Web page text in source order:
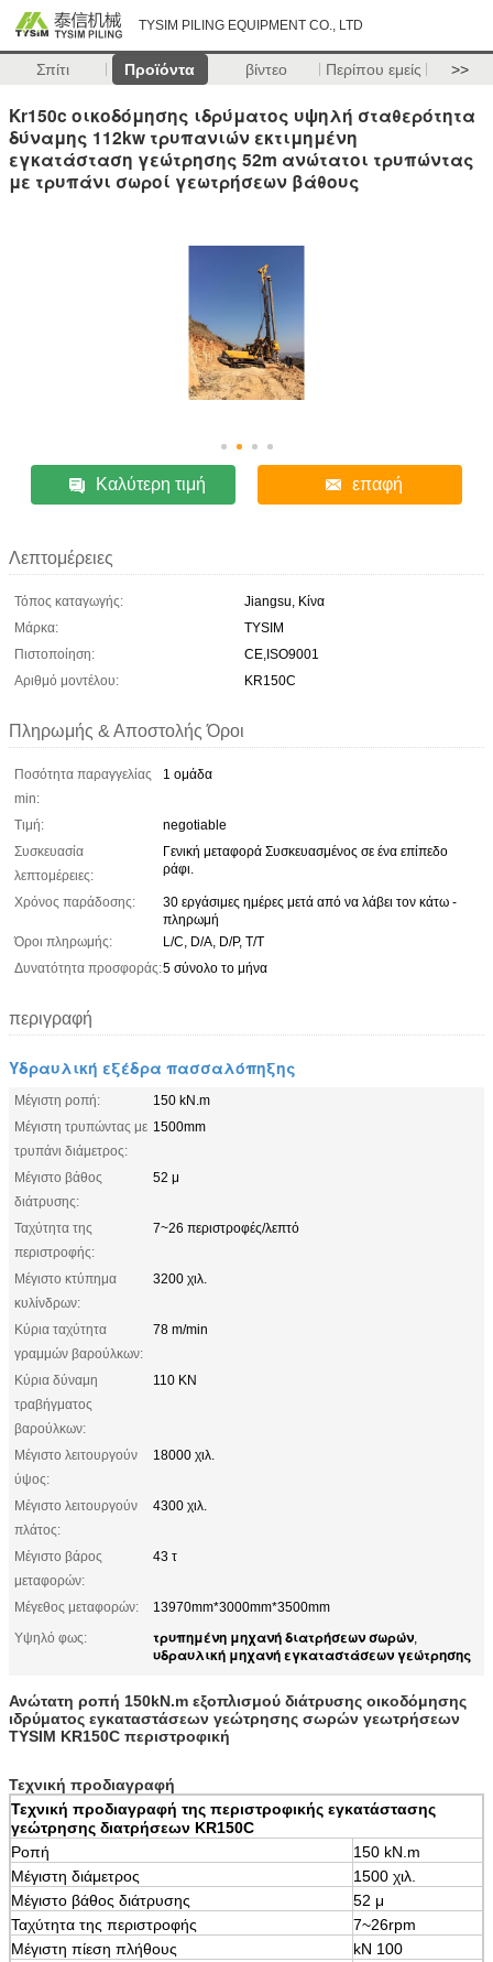
TYSIM PILING EQUIPMENT CO., LTD
Σπίτι Προϊόντα βίντεο Περίπου εμείς >>
Kr150c οικοδόμησης ιδρύματος υψηλή σταθερότητα
δύναμης 112kw τρυπανιών εκτιμημένη
εγκατάσταση γεώτρησης 52m ανώτατοι τρυπώντας
με τρυπάνι σωροί γεωτρήσεων βάθους
Καλύτερη τιμή επαφή
Λεπτομέρειες
Τόπος καταγωγής:
Jiangsu, Κίνα
Μάρκα:
TYSIM
Πιστοποίηση:
CE,ISO9001
Αριθμό μοντέλου:
KR150C
Πληρωμής & Αποστολής Όροι
Ποσότητα παραγγελίας
min:
1 ομάδα
Τιμή:
negotiable
Συσκευασία
λεπτομέρειες:
Γενική μεταφορά Συσκευασμένος σε ένα επίπεδο
ράφι.
Χρόνος παράδοσης:
30 εργάσιμες ημέρες μετά από να λάβει τον κάτω -
πληρωμή
Όροι πληρωμής:
L/C, D/A, D/P, T/T
Δυνατότητα προσφοράς:5 σύνολο το μήνα
περιγραφή
Υδραυλική εξέδρα πασσαλόπηξης
Μέγιστη ροπή:
150 kN.m
Μέγιστη τρυπώντας με
τρυπάνι διάμετρος:
1500mm
Μέγιστο βάθος
διάτρυσης:
52 μ
Ταχύτητα της
περιστροφής:
7~26 περιστροφές/λεπτό
Μέγιστο κτύπημα
κυλίνδρων:
3200 χιλ.
Κύρια ταχύτητα
γραμμών βαρούλκων:
78 m/min
Κύρια δύναμη
τραβήγματος
βαρούλκων:
110 KN
Μέγιστο λειτουργούν
ύψος:
18000 χιλ.
Μέγιστο λειτουργούν
πλάτος:
4300 χιλ.
Μέγιστο βάρος
μεταφορών:
43 τ
Μέγεθος μεταφορών:
13970mm*3000mm*3500mm
Υψηλό φως:
τρυπημένη μηχανή διατρήσεων σωρών,
υδραυλική μηχανή εγκαταστάσεων γεώτρησης
Ανώτατη ροπή 150kN.m εξοπλισμού διάτρυσης οικοδόμησης
ιδρύματος εγκαταστάσεων γεώτρησης σωρών γεωτρήσεων
TYSIM KR150C περιστροφική
Τεχνική προδιαγραφή
Τεχνική προδιαγραφή της περιστροφικής εγκατάστασης
γεώτρησης διατρήσεων KR150C
Ροπή
150 kN.m
Μέγιστη διάμετρος
1500 χιλ.
Μέγιστο βάθος διάτρυσης
52 μ
Ταχύτητα της περιστροφής
7~26rpm
Μέγιστη πίεση πλήθους
kN 100